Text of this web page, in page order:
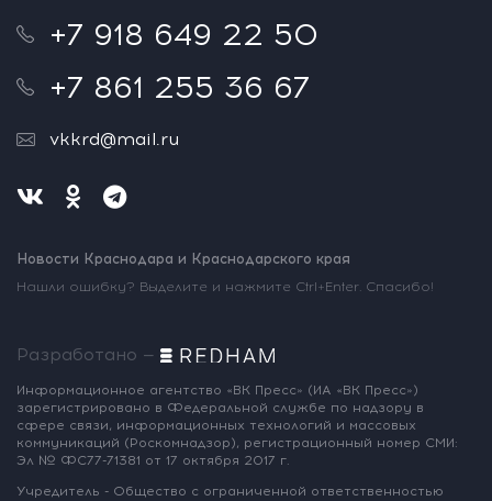
+7 918 649 22 50
+7 861 255 36 67
vkkrd@mail.ru
Новости Краснодара и Краснодарского края
Нашли ошибку? Выделите и нажмите Ctrl+Enter. Спасибо!
Разработано —
Информационное агентство «ВК Пресс» (ИА «ВК Пресс»)
зарегистрировано в Федеральной службе по надзору в
сфере связи, информационных технологий и массовых
коммуникаций (Роскомнадзор), регистрационный номер СМИ:
Эл № ФС77-71381 от 17 октября 2017 г.
Учредитель - Общество с ограниченной ответственностью